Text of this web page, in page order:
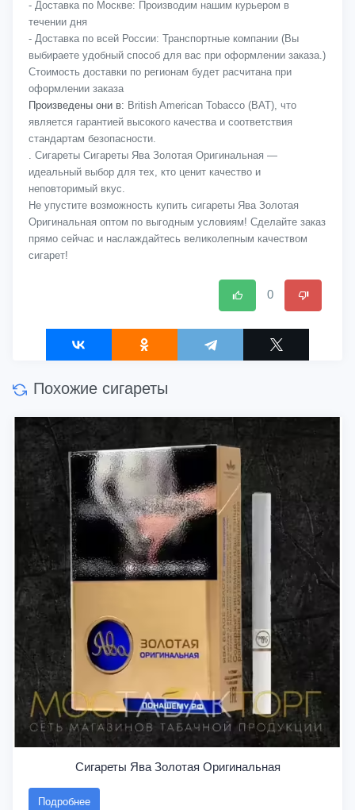
- Доставка по Москве: Производим нашим курьером в
течении дня
- Доставка по всей России: Транспортные компании (Вы
выбираете удобный способ для вас при оформлении заказа.)
Стоимость доставки по регионам будет расчитана при
оформлении заказа
Произведены они в: British American Tobacco (BAT), что
является гарантией высокого качества и соответствия
стандартам безопасности.
. Сигареты Сигареты Ява Золотая Оригинальная —
идеальный выбор для тех, кто ценит качество и
неповторимый вкус.
Не упустите возможность купить сигареты Ява Золотая
Оригинальная оптом по выгодным условиям! Сделайте заказ
прямо сейчас и наслаждайтесь великолепным качеством
сигарет!
0
Похожие сигареты
Сигареты Ява Золотая Оригинальная
Подробнее